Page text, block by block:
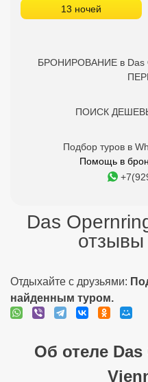
13 ночей
БРОНИРОВАНИЕ в Das
ПОИСК
Подбор туров в
Помощь в
Das
отзывы
Отдыхайте с друзьями:
найденным туром.
Об отеле